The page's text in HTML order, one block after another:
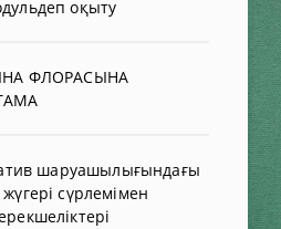
оқыту
ФЛОРАСЫНА
шаруашылығындағы
сүрлемімен